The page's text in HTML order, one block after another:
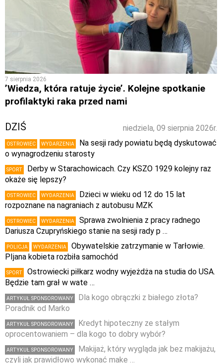
7 sierpnia 2026
’Wiedza, która ratuje życie’. Kolejne spotkanie
profilaktyki raka przed nami
niedziela, 09 sierpnia 2026r.
DZIŚ
OSTROWIEC WYDARZENIA
Na sesji rady powiatu będą dyskutować
o wynagrodzeniu starosty
SPORT
Derby w Starachowicach. Czy KSZO 1929 kolejny raz
okaże się lepszy?
OSTROWIEC WYDARZENIA
Dzieci w wieku od 12 do 15 lat
rozpoznane na nagraniach z autobusu MZK
OSTROWIEC WYDARZENIA
Sprawa zwolnienia z pracy radnego
Dariusza Czupryńskiego stanie na sesji rady p …
POLICJA WYDARZENIA
Obywatelskie zatrzymanie w Tarłowie.
PIjana kobieta rozbiła samochód
SPORT
Ostrowiecki piłkarz wodny wyjeżdża na studia do USA.
Będzie tam grał w wate …
ARTYKUŁ SPONSOROWANY
Dla kogo obrączki z białego złota?
Poradnik od Marko
ARTYKUŁ SPONSOROWANY
Kredyt hipoteczny ze stałym
oprocentowaniem – dla kogo to dobry wybór?
ARTYKUŁ SPONSOROWANY
Makijaż, który wygląda jak bez makijażu,
czyli jak prawidłowo wykonać make …